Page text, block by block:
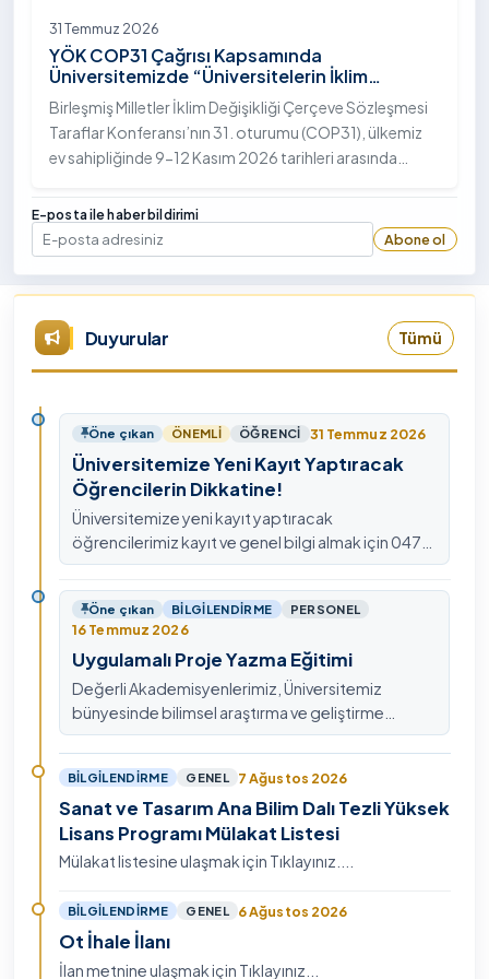
31 Temmuz 2026
YÖK COP31 Çağrısı Kapsamında
Üniversitemizde “Üniversitelerin İklim
Diplomasisindeki Rolü” Konulu Bilgilendirme
Toplantısı Yapıldı
Birleşmiş Milletler İklim Değişikliği Çerçeve Sözleşmesi
Taraflar Konferansı’nın 31. oturumu (COP31), ülkemiz
ev sahipliğinde 9-12 Kasım 2026 tarihleri arasında
Yükseköğretim Kurulu (YÖK), üniversitelerin akademik
katkı ve proje bildirimlerini koordine etme çağrısında
bulundu. Ardahan Üniversitesinde 31 Temmuz 2026
E-posta ile haber bildirimi
E-posta
Abone ol
Duyurular Tümü
Öne çıkan ÖNEMLI ÖĞRENCI 31 Temmuz 2026
Üniversitemize Yeni Kayıt Yaptıracak
Öğrencilerin Dikkatine!
Üniversitemize yeni kayıt yaptıracak
öğrencilerimiz kayıt ve genel bilgi almak için 0478
211 75 75 Dahili: 1913 nolu telefondan
ulaşabilirsiniz.
Öne çıkan BILGILENDIRME PERSONEL
16 Temmuz 2026
Uygulamalı Proje Yazma Eğitimi
Değerli Akademisyenlerimiz, Üniversitemiz
bünyesinde bilimsel araştırma ve geliştirme
kültürünü güçlendirmek, ulusal ve uluslararası fon
mekanizmala…
BILGILENDIRME GENEL 7 Ağustos 2026
Sanat ve Tasarım Ana Bilim Dalı Tezli Yüksek
Lisans Programı Mülakat Listesi
Mülakat listesine ulaşmak için Tıklayınız....
BILGILENDIRME GENEL 6 Ağustos 2026
Ot İhale İlanı
İlan metnine ulaşmak için Tıklayınız...